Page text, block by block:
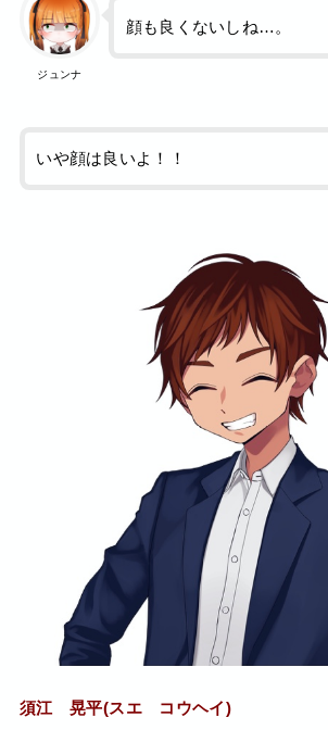
ジュンナ
顔も良くないしね…。
いや顔は良いよ！！
須江 晃平(スエ コウヘイ)